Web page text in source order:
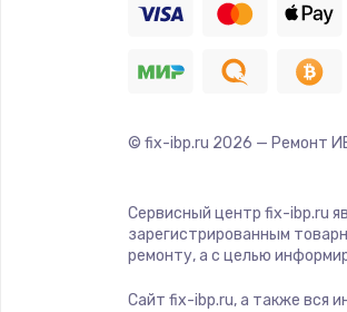
© fix-ibp.ru 2026 — Ремонт
Сервисный центр fix-ibp.ru
зарегистрированным
ремонту, а с целью
Сайт fix-ibp.ru, а также вся